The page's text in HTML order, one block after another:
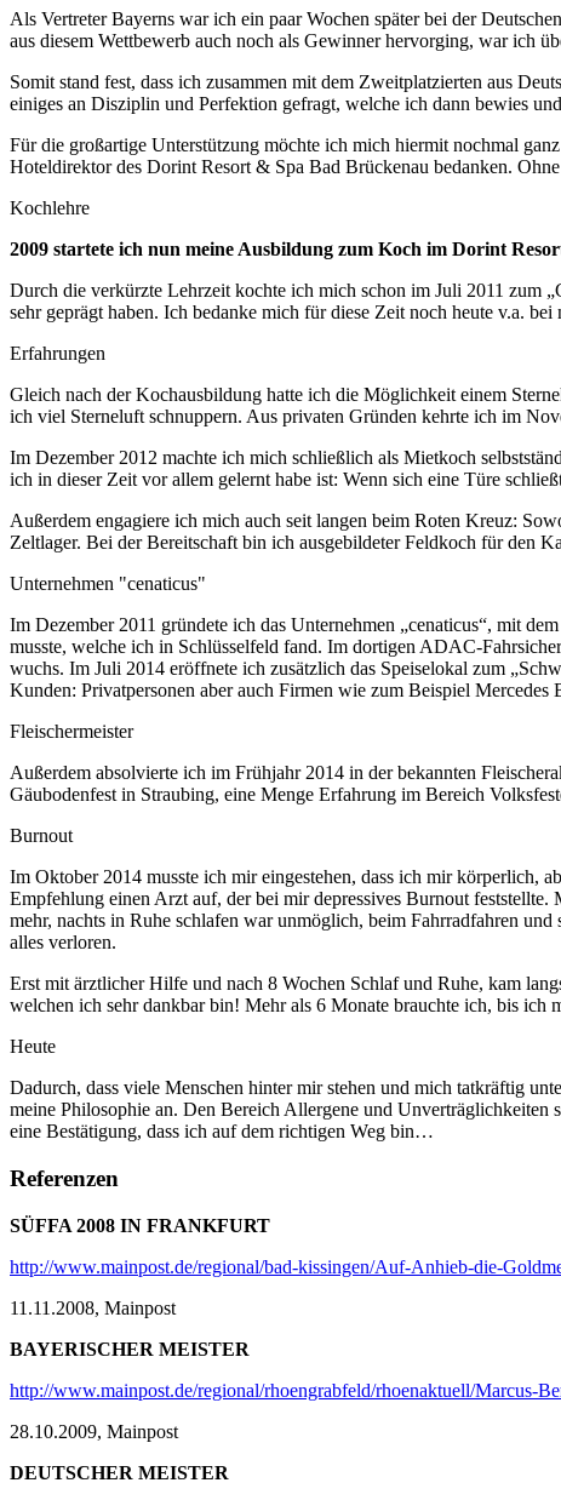
Als Vertreter Bayerns war ich ein paar Wochen später bei der
aus diesem Wettbewerb auch noch als Gewinner hervorging, war ich
Somit stand fest, dass ich zusammen mit dem Zweitplatzierten aus
einiges an Disziplin und Perfektion gefragt, welche ich dann bewies
Für die großartige Unterstützung möchte ich mich hiermit nochmal
Hoteldirektor des Dorint Resort & Spa Bad Brückenau bedanken.
Kochlehre
2009 startete ich nun meine Ausbildung zum Koch im Dorint
Durch die verkürzte Lehrzeit kochte ich mich schon im Juli 2011 zum
sehr geprägt haben. Ich bedanke mich für diese Zeit noch heute v.a.
Erfahrungen
Gleich nach der Kochausbildung hatte ich die Möglichkeit einem
ich viel Sterneluft schnuppern. Aus privaten Gründen kehrte ich im
Im Dezember 2012 machte ich mich schließlich als Mietkoch
ich in dieser Zeit vor allem gelernt habe ist: Wenn sich eine Türe
Außerdem engagiere ich mich auch seit langen beim Roten Kreuz:
Zeltlager. Bei der Bereitschaft bin ich ausgebildeter Feldkoch für den
Unternehmen "cenaticus"
Im Dezember 2011 gründete ich das Unternehmen „cenaticus“, mit
musste, welche ich in Schlüsselfeld fand. Im dortigen ADAC-
wuchs. Im Juli 2014 eröffnete ich zusätzlich das Speiselokal zum
Kunden: Privatpersonen aber auch Firmen wie zum Beispiel
Fleischermeister
Außerdem absolvierte ich im Frühjahr 2014 in der bekannten
Gäubodenfest in Straubing, eine Menge Erfahrung im Bereich
Burnout
Im Oktober 2014 musste ich mir eingestehen, dass ich mir körperlich,
Empfehlung einen Arzt auf, der bei mir depressives Burnout
mehr, nachts in Ruhe schlafen war unmöglich, beim Fahrradfahren
alles verloren.
Erst mit ärztlicher Hilfe und nach 8 Wochen Schlaf und Ruhe, kam
welchen ich sehr dankbar bin! Mehr als 6 Monate brauchte ich, bis ich
Heute
Dadurch, dass viele Menschen hinter mir stehen und mich tatkräftig
meine Philosophie an. Den Bereich Allergene und Unverträglichkeiten
eine Bestätigung, dass ich auf dem richtigen Weg bin…
Referenzen
SÜFFA 2008 IN FRANKFURT
http://www.mainpost.de/regional/bad-kissingen/Auf-Anhieb-die-
11.11.2008, Mainpost
BAYERISCHER MEISTER
http://www.mainpost.de/regional/rhoengrabfeld/rhoenaktuell/Marcus-
28.10.2009, Mainpost
DEUTSCHER MEISTER